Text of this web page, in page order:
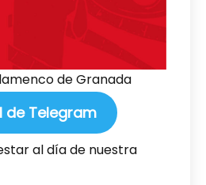
de Granada
de Telegram
al día de nuestra